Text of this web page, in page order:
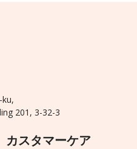
201, 3-32-3
カスタマーケア